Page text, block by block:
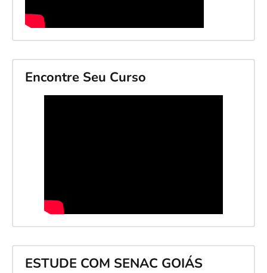
Encontre Seu Curso
ESTUDE COM SENAC GOIÁS